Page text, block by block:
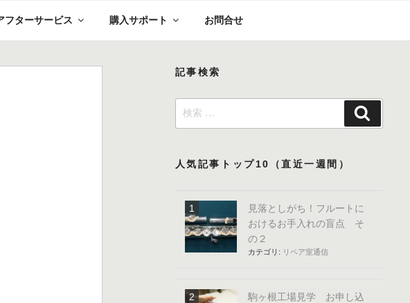
フターサービス 購入サポート お問合せ
記事検索
検
索:
索
人気記事トップ10（直近一週間）
見落としがち！フルートに
おけるお手入れの盲点 そ
の２
カテゴリ: リペア室通信
駒ヶ根工場見学 お申し込